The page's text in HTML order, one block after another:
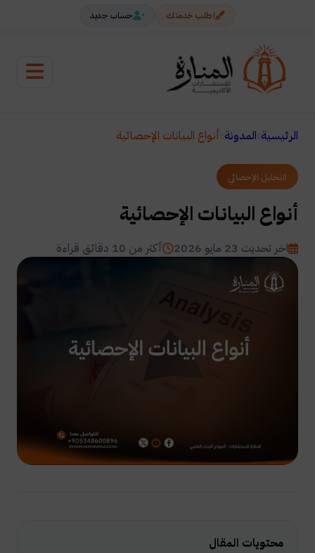
اطلب خدمتك حساب جديد
الرئيسية المدونة أنواع البيانات الإحصائية
التحليل الإحصائي
أنواع البيانات الإحصائية
اخر تحديث 23 مايو 2026 أكثر من 10 دقائق قراءة
محتويات المقال